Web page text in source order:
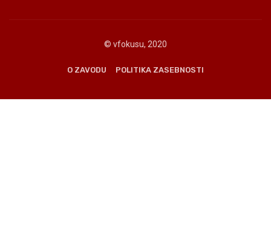
© vfokusu, 2020
O ZAVODU POLITIKA ZASEBNOSTI